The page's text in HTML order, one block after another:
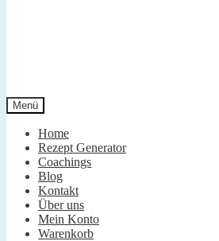
Menü
Home
Rezept Generator
Coachings
Blog
Kontakt
Über uns
Mein Konto
Warenkorb